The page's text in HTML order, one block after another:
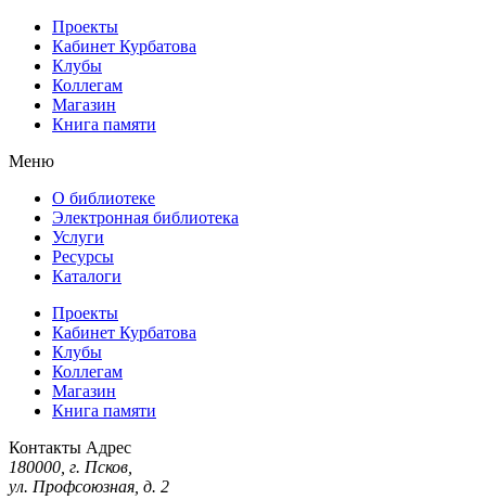
Проекты
Кабинет Курбатова
Клубы
Коллегам
Магазин
Книга памяти
Меню
О библиотеке
Электронная библиотека
Услуги
Ресурсы
Каталоги
Проекты
Кабинет Курбатова
Клубы
Коллегам
Магазин
Книга памяти
Контакты Адрес
180000, г. Псков,
ул. Профсоюзная, д. 2